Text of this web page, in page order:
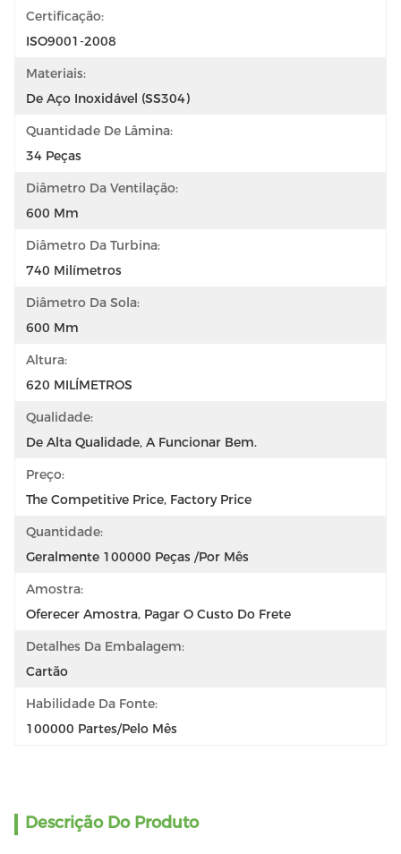
Certificação:
ISO9001-2008
Materiais:
De Aço Inoxidável (SS304)
Quantidade De Lâmina:
34 Peças
Diâmetro Da Ventilação:
600 Mm
Diâmetro Da Turbina:
740 Milímetros
Diâmetro Da Sola:
600 Mm
Altura:
620 MILÍMETROS
Qualidade:
De Alta Qualidade, A Funcionar Bem.
Preço:
The Competitive Price, Factory Price
Quantidade:
Geralmente 100000 Peças /por Mês
Amostra:
Oferecer Amostra, Pagar O Custo Do Frete
Detalhes Da Embalagem:
Cartão
Habilidade Da Fonte:
100000 Partes/pelo Mês
Descrição Do Produto